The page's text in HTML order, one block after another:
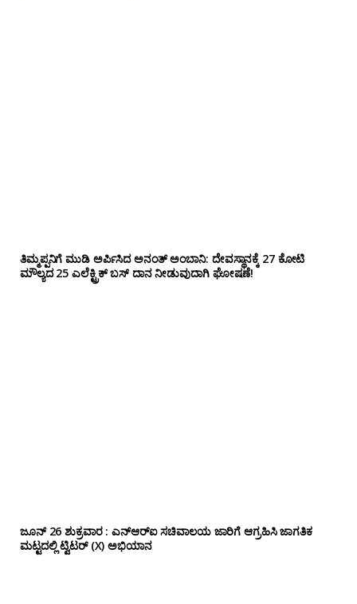
ತಿಮ್ಮಪ್ಪನಿಗೆ ಮುಡಿ ಅರ್ಪಿಸಿದ ಅನಂತ್ ಅಂಬಾನಿ: ದೇವಸ್ಥಾನಕ್ಕೆ 27 ಕೋಟಿ
ಮೌಲ್ಯದ 25 ಎಲೆಕ್ಟ್ರಿಕ್ ಬಸ್ ದಾನ ನೀಡುವುದಾಗಿ ಘೋಷಣೆ!
ಜೂನ್ 26 ಶುಕ್ರವಾರ : ಎನ್‌ಆರ್‌ಐ ಸಚಿವಾಲಯ ಜಾರಿಗೆ ಆಗ್ರಹಿಸಿ ಜಾಗತಿಕ
ಮಟ್ಟದಲ್ಲಿ ಟ್ವಿಟರ್ (X) ಅಭಿಯಾನ